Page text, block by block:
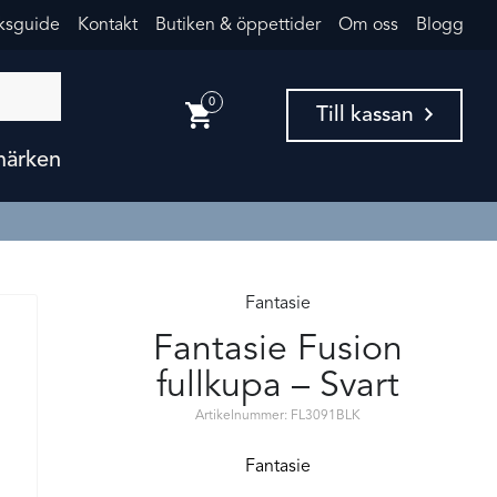
Kontakt Butiken & öppettider Om oss Blogg
0
Till kassan
Fantasie
Fantasie Fusion
fullkupa – Svart
Artikelnummer: FL3091BLK
Fantasie